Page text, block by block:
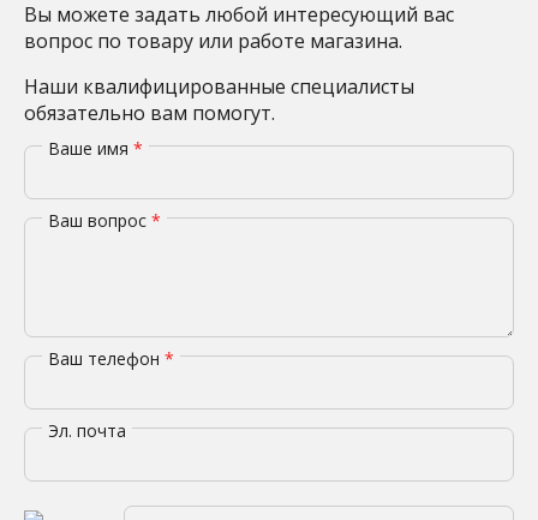
Вы можете задать любой интересующий вас
вопрос по товару или работе магазина.
Наши квалифицированные специалисты
обязательно вам помогут.
Ваше имя *
Ваш вопрос *
Ваш телефон *
Эл. почта